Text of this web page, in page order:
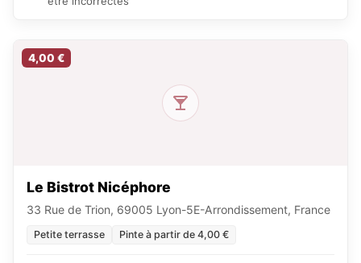
4,00 €
Le Bistrot Nicéphore
33 Rue de Trion, 69005 Lyon-5E-Arrondissement, France
Petite terrasse Pinte à partir de 4,00 €